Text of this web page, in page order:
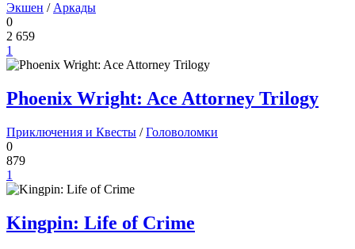
Экшен / Аркады
0
2 659
1
Phoenix Wright: Ace Attorney Trilogy
Приключения и Квесты /Головоломки
0
879
1
Kingpin: Life of Crime